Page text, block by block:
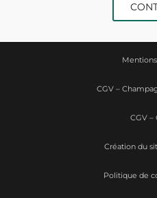
CGV –
CGV –
Politique de
Création du